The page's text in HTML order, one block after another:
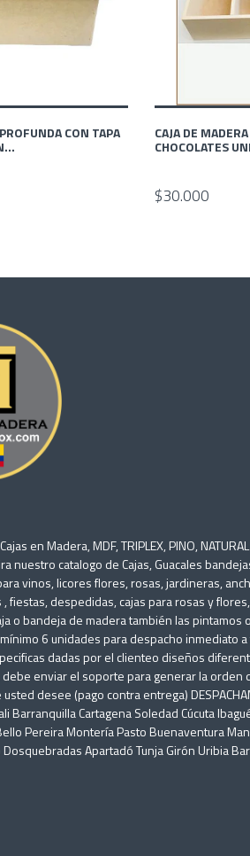
CON TAPA CAJA DE
CHOCOLATES
$30.000
en Madera, MDF, TRIPLEX, PINO,
nuestro catalogo de Cajas, Guacales
vinos, licores flores, rosas, jardineras,
fiestas, despedidas, cajas para rosas y
o bandeja de madera también las
6 unidades para despacho inmediato
dadas por el clienteo diseños
enviar el soporte para generar la
desee (pago contra entrega)
Barranquilla Cartagena Soledad Cúcuta
Pereira Montería Pasto Buenaventura
Apartadó Tunja Girón Uribia